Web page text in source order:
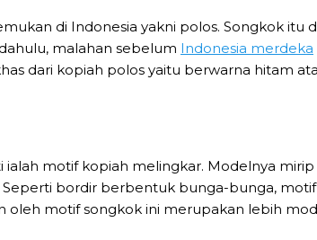
di Indonesia yakni polos. Songkok itu
malahan sebelum Indonesia merdeka
dari kopiah polos yaitu berwarna hitam
motif kopiah melingkar. Modelnya
bordir berbentuk bunga-bunga,
oleh motif songkok ini merupakan lebih